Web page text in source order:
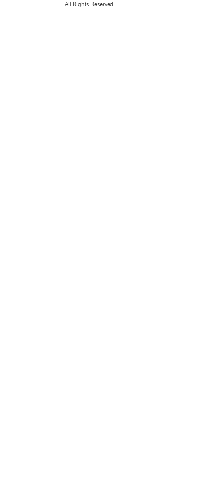
All Rights Reserved.